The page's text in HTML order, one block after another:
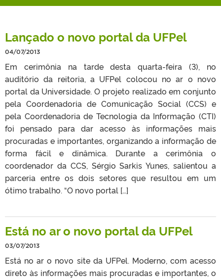
OUVIDORIA
PORTARIAS
TELEFONES
Lançado o novo portal da UFPel
04/07/2013
Em cerimônia na tarde desta quarta-feira (3), no
auditório da reitoria, a UFPel colocou no ar o novo
portal da Universidade. O projeto realizado em conjunto
pela Coordenadoria de Comunicação Social (CCS) e
pela Coordenadoria de Tecnologia da Informação (CTI)
foi pensado para dar acesso às informações mais
procuradas e importantes, organizando a informação de
forma fácil e dinâmica. Durante a cerimônia o
coordenador da CCS, Sérgio Sarkis Yunes, salientou a
parceria entre os dois setores que resultou em um
ótimo trabalho. “O novo portal […]
Está no ar o novo portal da UFPel
03/07/2013
Está no ar o novo site da UFPel. Moderno, com acesso
direto às informações mais procuradas e importantes, o